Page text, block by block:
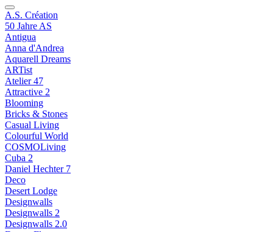
A.S. Création
50 Jahre AS
Antigua
Anna d'Andrea
Aquarell Dreams
ARTist
Atelier 47
Attractive 2
Blooming
Bricks & Stones
Casual Living
Colourful World
COSMOLiving
Cuba 2
Daniel Hechter 7
Deco
Desert Lodge
Designwalls
Designwalls 2
Designwalls 2.0